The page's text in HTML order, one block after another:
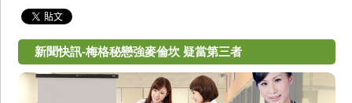
新聞快訊-梅格秘戀強麥倫坎 疑當第三者